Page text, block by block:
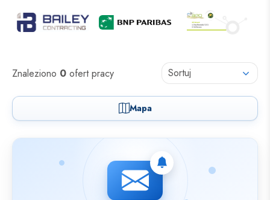
Oferty pracy
Znaleziono 0 ofert pracy Sortuj
Mapa
Nie znaleziono ofert spełniających wybrane kryteria.